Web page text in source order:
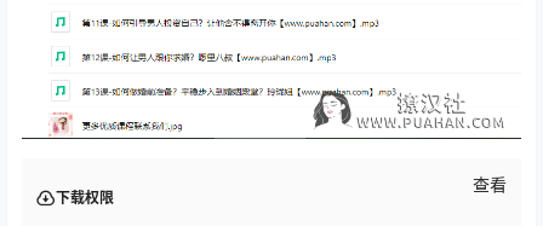
下载权限
查看